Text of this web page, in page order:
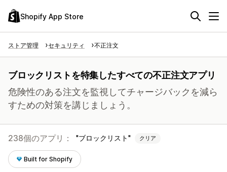
Shopify App Store
ストア管理 セキュリティ 不正注文
ブロックリストを特集したすべての不正注文アプリ
危険性のある注文を監視してチャージバックを減ら
すための対策を講じましょう。
238個のアプリ： ブロックリスト クリア
Built for Shopify